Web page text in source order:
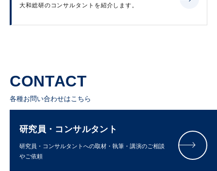
大和総研のコンサルタントを紹介します。
CONTACT
各種お問い合わせはこちら
研究員・コンサルタント
研究員・コンサルタントへの取材・執筆・講演のご相談
やご依頼